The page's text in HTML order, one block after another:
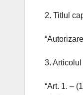
2. Titlul
3.
“Art. 1. –